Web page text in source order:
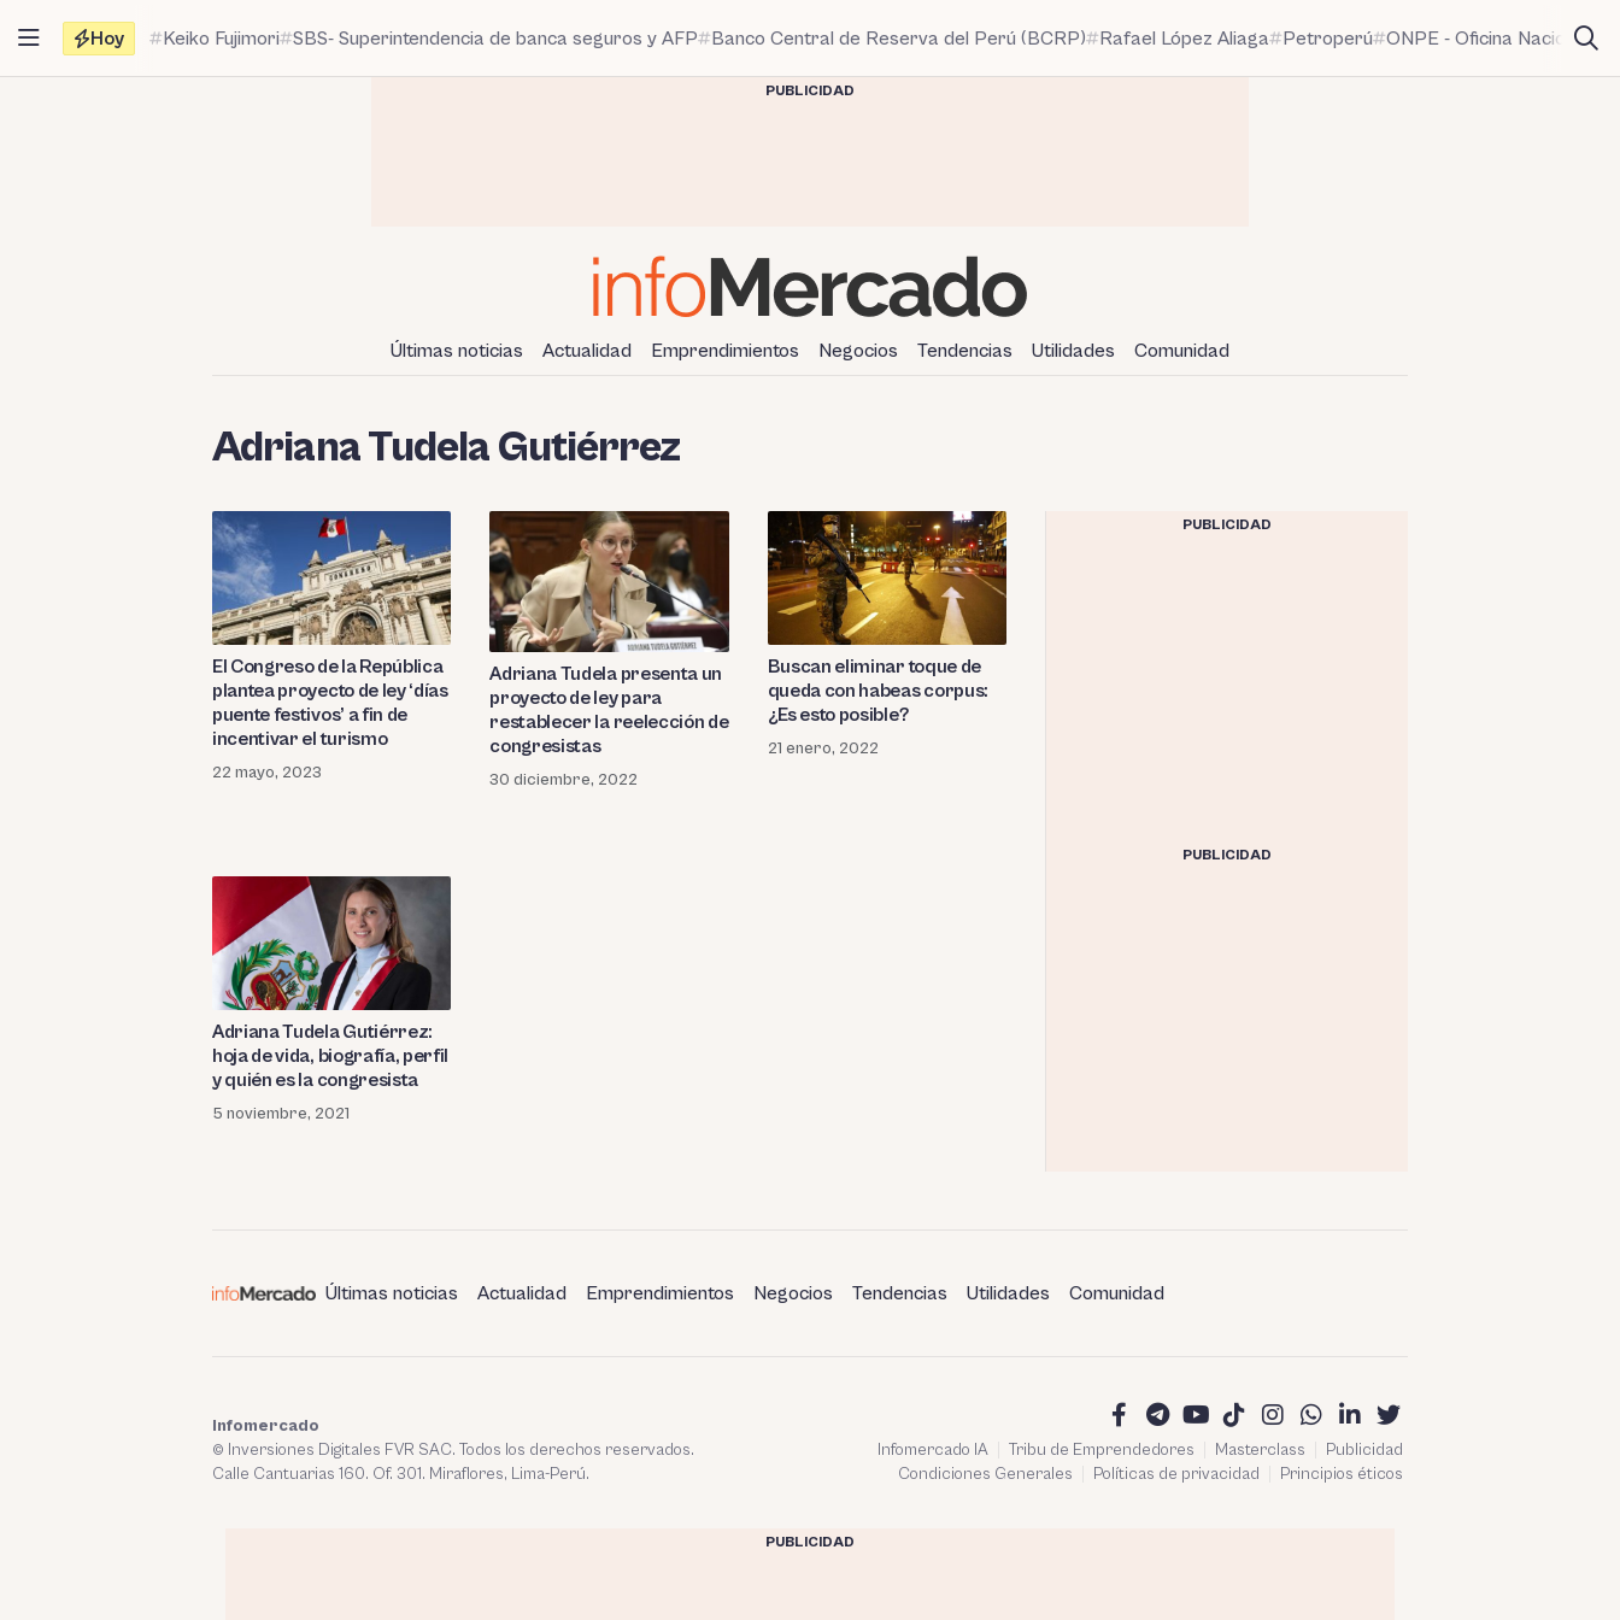
contenido
Hoy Keiko Fujimori SBS- Superintendencia de banca seguros y AFP Banco Central de Reserva del Perú (BCRP) Rafael López Aliaga Petroperú ONPE - Oficina Nacional
PUBLICIDAD
Últimas noticias Actualidad Emprendimientos Negocios Tendencias Utilidades Comunidad
Adriana Tudela Gutiérrez
El Congreso de la República
plantea proyecto de ley ‘días
puente festivos’ a fin de
incentivar el turismo
22 mayo, 2023
Adriana Tudela presenta un
proyecto de ley para
restablecer la reelección de
congresistas
30 diciembre, 2022
Buscan eliminar toque de
queda con habeas corpus:
¿Es esto posible?
21 enero, 2022
Adriana Tudela Gutiérrez:
hoja de vida, biografía, perfil
y quién es la congresista
5 noviembre, 2021
PUBLICIDAD
PUBLICIDAD
Últimas noticias Actualidad Emprendimientos Negocios Tendencias Utilidades Comunidad
Infomercado IA Tribu de Emprendedores Masterclass
Publicidad
Condiciones Generales
Políticas de privacidad Principios éticos
Infomercado
© Inversiones Digitales FVR SAC. Todos los derechos reservados.
Calle Cantuarias 160. Of. 301. Miraflores, Lima-Perú.
PUBLICIDAD